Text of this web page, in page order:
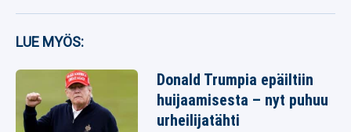
LUE MYÖS:
Donald Trumpia epäiltiin
huijaamisesta – nyt puhuu
urheilijatähti